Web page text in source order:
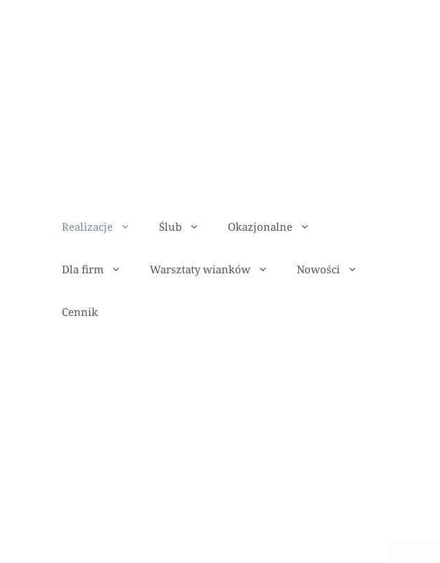
Realizacje Ślub Okazjonalne
Dla firm Warsztaty wianków Nowości
Cennik